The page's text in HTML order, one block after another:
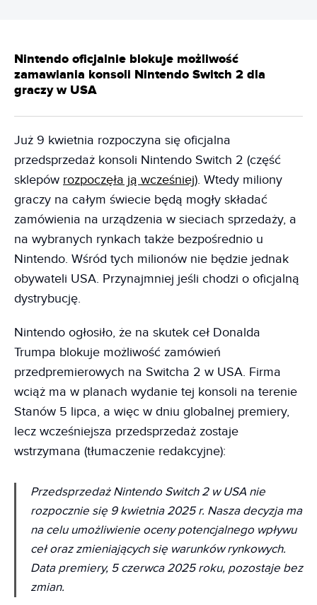
Nintendo oficjalnie blokuje możliwość
zamawiania konsoli Nintendo Switch 2 dla
graczy w USA
Już 9 kwietnia rozpoczyna się oficjalna
przedsprzedaż konsoli Nintendo Switch 2 (część
sklepów rozpoczęła ją wcześniej). Wtedy miliony
graczy na całym świecie będą mogły składać
zamówienia na urządzenia w sieciach sprzedaży, a
na wybranych rynkach także bezpośrednio u
Nintendo. Wśród tych milionów nie będzie jednak
obywateli USA. Przynajmniej jeśli chodzi o oficjalną
dystrybucję.
Nintendo ogłosiło, że na skutek ceł Donalda
Trumpa blokuje możliwość zamówień
przedpremierowych na Switcha 2 w USA. Firma
wciąż ma w planach wydanie tej konsoli na terenie
Stanów 5 lipca, a więc w dniu globalnej premiery,
lecz wcześniejsza przedsprzedaż zostaje
wstrzymana (tłumaczenie redakcyjne):
Przedsprzedaż Nintendo Switch 2 w USA nie
rozpocznie się 9 kwietnia 2025 r. Nasza decyzja ma
na celu umożliwienie oceny potencjalnego wpływu
ceł oraz zmieniających się warunków rynkowych.
Data premiery, 5 czerwca 2025 roku, pozostaje bez
zmian.